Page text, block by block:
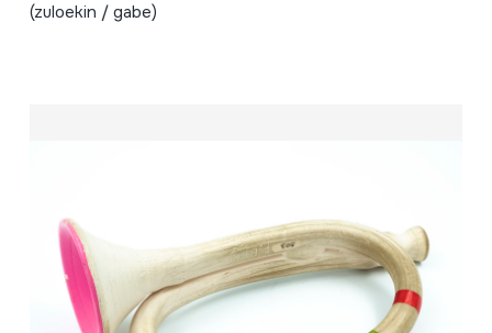
(zuloekin / gabe)